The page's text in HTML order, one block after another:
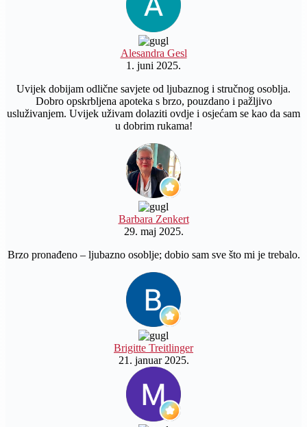
Alesandra Gesl
1. juni 2025.
Uvijek dobijam odlične savjete od ljubaznog i stručnog osoblja.
Dobro opskrbljena apoteka s brzo, pouzdano i pažljivo
usluživanjem. Uvijek uživam dolaziti ovdje i osjećam se kao da sam
u dobrim rukama!
Barbara Zenkert
29. maj 2025.
Brzo pronađeno – ljubazno osoblje; dobio sam sve što mi je trebalo.
Brigitte Treitlinger
21. januar 2025.